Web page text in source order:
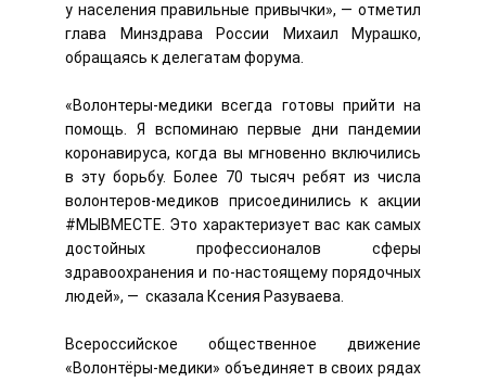
у населения правильные привычки», — отметил
глава Минздрава России Михаил Мурашко,
обращаясь к делегатам форума.
«Волонтеры-медики всегда готовы прийти на
помощь. Я вспоминаю первые дни пандемии
коронавируса, когда вы мгновенно включились
в эту борьбу. Более 70 тысяч ребят из числа
волонтеров-медиков присоединились к акции
#МЫВМЕСТЕ. Это характеризует вас как самых
достойных профессионалов сферы
здравоохранения и по-настоящему порядочных
людей», — сказала Ксения Разуваева.
Всероссийское общественное движение
«Волонтёры-медики» объединяет в своих рядах